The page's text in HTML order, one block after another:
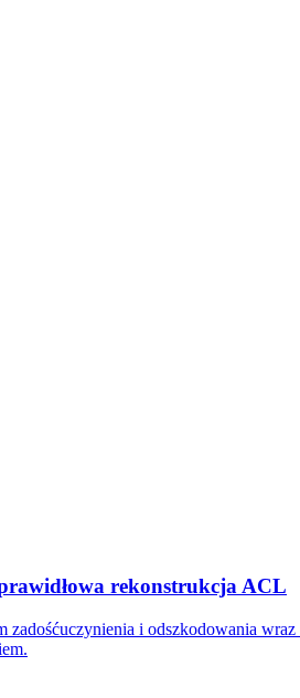
rekonstrukcja ACL
zadośćuczynienia i odszkodowania